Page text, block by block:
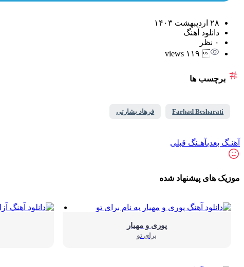
۲۸ اردیبهشت ۱۴۰۳
دانلود آهنگ
۰ نظر
۱۱۹ views
برچسب ها
Farhad Besharati فرهاد بشارتی
آهنـگ بعدیآهـنگ قبلی
موزیک های پیشنهاد شده
پوری و مهیار
برای تو